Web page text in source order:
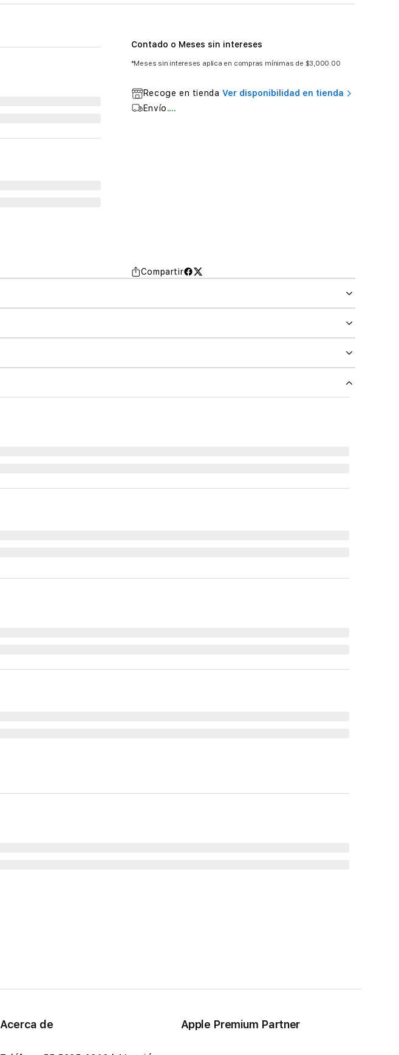
Contado o Meses sin intereses
*Meses sin intereses aplica en compras mínimas de $3,000.00
Recoge en tienda Ver disponibilidad en tienda
Envío....
Compartir
Acerca de Apple Premium Partner